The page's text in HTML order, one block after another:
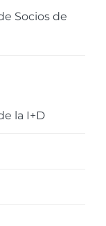
Socios de
la I+D